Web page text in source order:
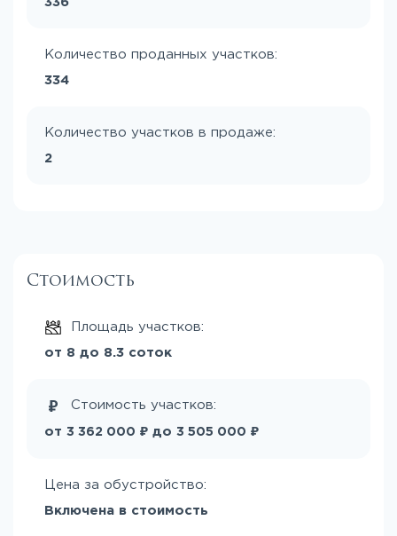
336
Количество проданных участков:
334
Количество участков в продаже:
2
Стоимость
Площадь участков:
от 8 до 8.3 соток
Стоимость участков:
от 3 362 000 ₽ до 3 505 000 ₽
Цена за обустройство:
Включена в стоимость